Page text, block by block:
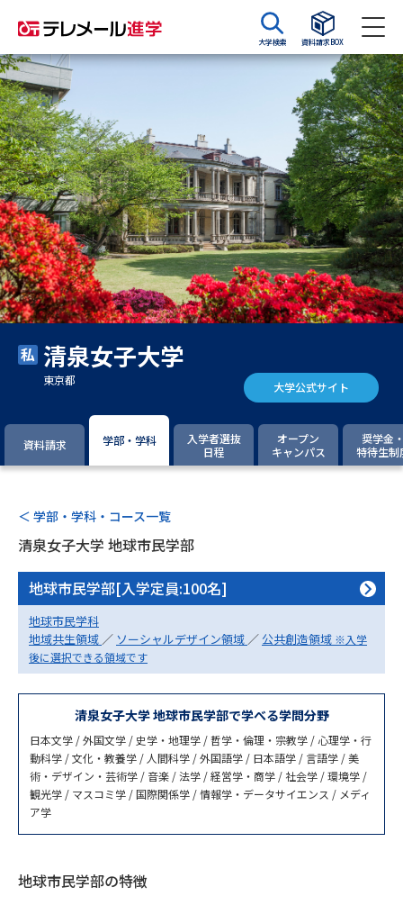
大学検索 資料請求BOX
資料検索
大学・短大の資料種類から請求
大学パンフ 学部・学科パンフ
総合型選抜・学校推薦型選抜 募
集要項＆願書
大学入学共通テスト利用選抜の
募集要項＆願書
過去問題集
大学・短大以外の資料から請求
大学院の資料請求
留学・進学関連、塾・予備校
大学入学共通テスト「受験案
内」の請求
配慮案内」の請求
幼稚園教員資格認定試験
高等学校（情報）教員資格認定
試験
大学研究 大学検索
大学で学べる内容や特徴を調べる
新増設大学・学部・学科特集
国際・グローバルに強い大学特
集
デジタルパンフレット
清泉女子大学
東京都 大学公式サイト
資料請求 学部・学科
入学者選抜
日程
オープン
キャンパス
奨学金
特待生制
＜ 学部・学科・コース一覧
清泉女子大学 地球市民学部
地球市民学部[入学定員:100名]
地球市民学科
地域共生領域 ／ ソーシャルデザイン領域 ／ 公共創造領域 ※入学
後に選択できる領域です
清泉女子大学 地球市民学部で学べる学問分野
日本文学 / 外国文学 / 史学・地理学 / 哲学・倫理・宗教学 / 心理学・行
動科学 / 文化・教養学 / 人間科学 / 外国語学 / 日本語学 / 言語学 / 美
術・デザイン・芸術学 / 音楽 / 法学 / 経営学・商学 / 社会学 / 環境学 /
観光学 / マスコミ学 / 国際関係学 / 情報学・データサイエンス / メディ
ア学
地球市民学部の特徴